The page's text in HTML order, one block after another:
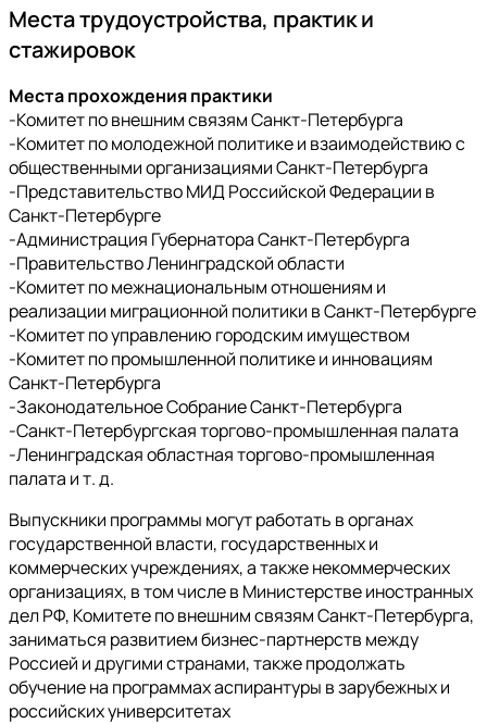
Места трудоустройства, практик и
стажировок
Места прохождения практики
-Комитет по внешним связям Санкт-Петербурга
-Комитет по молодежной политике и взаимодействию с
общественными организациями Санкт-Петербурга
-Представительство МИД Российской Федерации в
Санкт-Петербурге
-Администрация Губернатора Санкт-Петербурга
-Правительство Ленинградской области
-Комитет по межнациональным отношениям и
реализации миграционной политики в Санкт-Петербурге
-Комитет по управлению городским имуществом
-Комитет по промышленной политике и инновациям
Санкт-Петербурга
-Законодательное Собрание Санкт-Петербурга
-Санкт-Петербургская торгово-промышленная палата
-Ленинградская областная торгово-промышленная
палата и т. д.
Выпускники программы могут работать в органах
государственной власти, государственных и
коммерческих учреждениях, а также некоммерческих
организациях, в том числе в Министерстве иностранных
дел РФ, Комитете по внешним связям Санкт-Петербурга,
заниматься развитием бизнес-партнерств между
Россией и другими странами, также продолжать
обучение на программах аспирантуры в зарубежных и
российских университетах